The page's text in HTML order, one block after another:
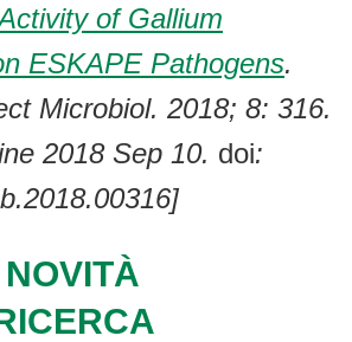
of Gallium
ESKAPE Pathogens.
Microbiol. 2018; 8: 316.
2018 Sep 10. doi: